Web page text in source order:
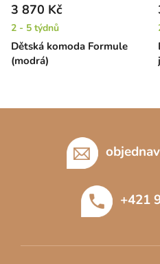
Dětská komoda Formule
(modrá)
3 870 Kč
2 - 5 týdnů
+421